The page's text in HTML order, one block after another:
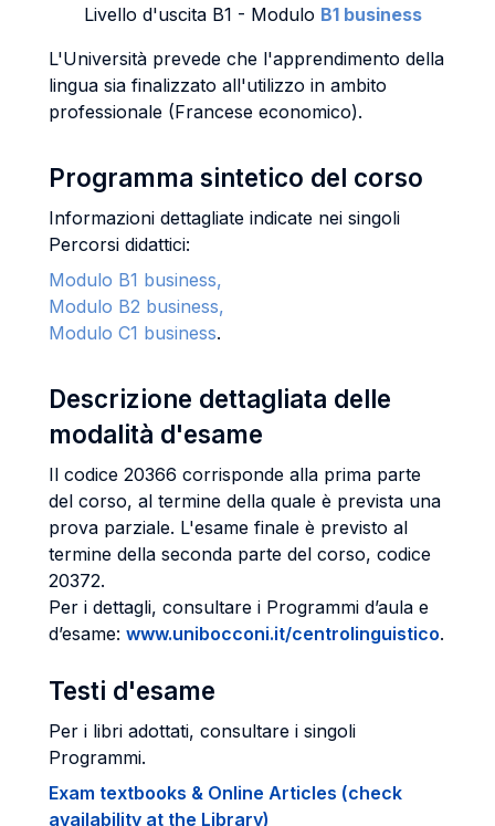
Livello d'uscita B1 - Modulo B1 business
L'Università prevede che l'apprendimento della
lingua sia finalizzato all'utilizzo in ambito
professionale (Francese economico).
Programma sintetico del corso
Informazioni dettagliate indicate nei singoli
Percorsi didattici:
Modulo B1 business,
Modulo B2 business,
Modulo C1 business.
Descrizione dettagliata delle
modalità d'esame
Il codice 20366 corrisponde alla prima parte
del corso, al termine della quale è prevista una
prova parziale. L'esame finale è previsto al
termine della seconda parte del corso, codice
20372.
Per i dettagli, consultare i Programmi d’aula e
d’esame: www.unibocconi.it/centrolinguistico.
Testi d'esame
Per i libri adottati, consultare i singoli
Programmi.
Exam textbooks & Online Articles (check
availability at the Library)